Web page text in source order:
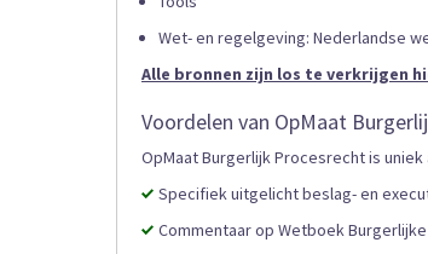
Wet- en regelgeving: Nederlandse
Alle bronnen zijn los te verkrijgen
Voordelen van OpMaat
OpMaat Burgerlijk Procesrecht is
Specifiek uitgelicht beslag- en
Commentaar op Wetboek